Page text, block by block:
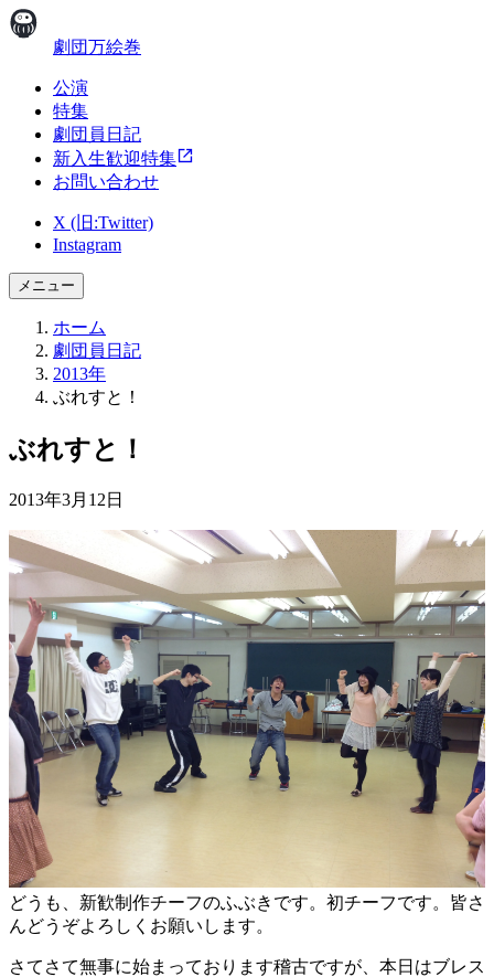
劇団万絵巻
公演
特集
劇団員日記
新入生歓迎特集
お問い合わせ
X (旧:Twitter)
Instagram
メニュー
ホーム
劇団員日記
2013年
ぶれすと！
ぶれすと！
2013年3月12日
どうも、新歓制作チーフのふぶきです。初チーフです。皆さ
んどうぞよろしくお願いします。
さてさて無事に始まっております稽古ですが、本日はブレス